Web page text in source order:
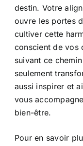
destin. Votre
ouvre les portes
cultiver cette
conscient de vos
suivant ce
seulement
aussi inspirer et
vous
bien-être.
Pour en savoir